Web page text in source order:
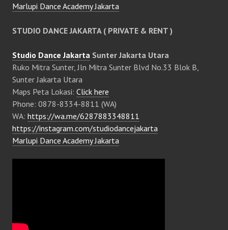
Marlupi Dance Academy Jakarta
STUDIO DANCE JAKARTA ( PRIVATE & RENT )
Studio Dance Jakarta Sunter Jakarta Utara
Ruko Mitra Sunter, Jln Mitra Sunter Blvd No.33 Blok B,
Sunter Jakarta Utara
Maps Peta Lokasi: Click here
Phone: 0878-8334-8811 (WA)
WA: https://wa.me/6287883348811
https://instagram.com/studiodancejakarta
Marlupi Dance Academy Jakarta